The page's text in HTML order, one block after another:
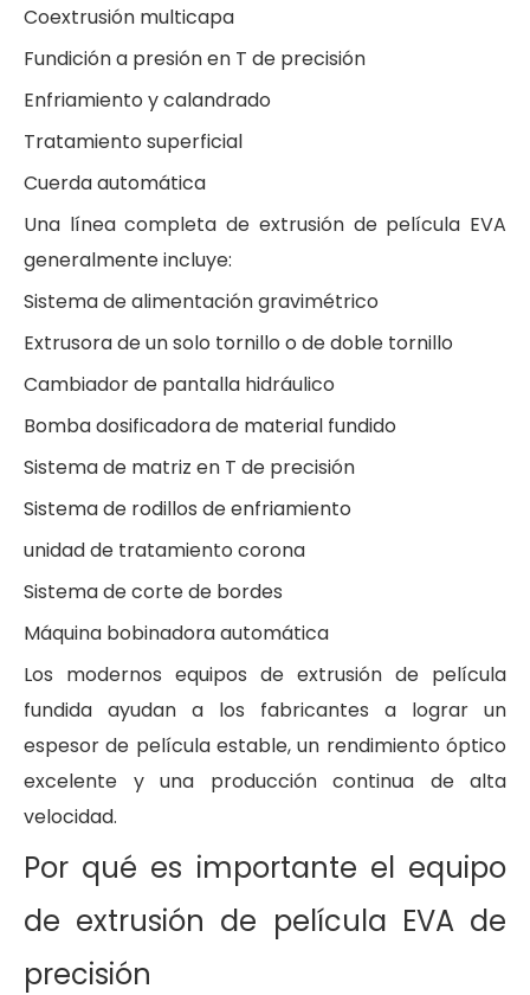
Coextrusión multicapa
Fundición a presión en T de precisión
Enfriamiento y calandrado
Tratamiento superficial
Cuerda automática
Una línea completa de extrusión de película EVA
generalmente incluye:
Sistema de alimentación gravimétrico
Extrusora de un solo tornillo o de doble tornillo
Cambiador de pantalla hidráulico
Bomba dosificadora de material fundido
Sistema de matriz en T de precisión
Sistema de rodillos de enfriamiento
unidad de tratamiento corona
Sistema de corte de bordes
Máquina bobinadora automática
Los modernos equipos de extrusión de película
fundida ayudan a los fabricantes a lograr un
espesor de película estable, un rendimiento óptico
excelente y una producción continua de alta
velocidad.
Por qué es importante el equipo
de extrusión de película EVA de
precisión